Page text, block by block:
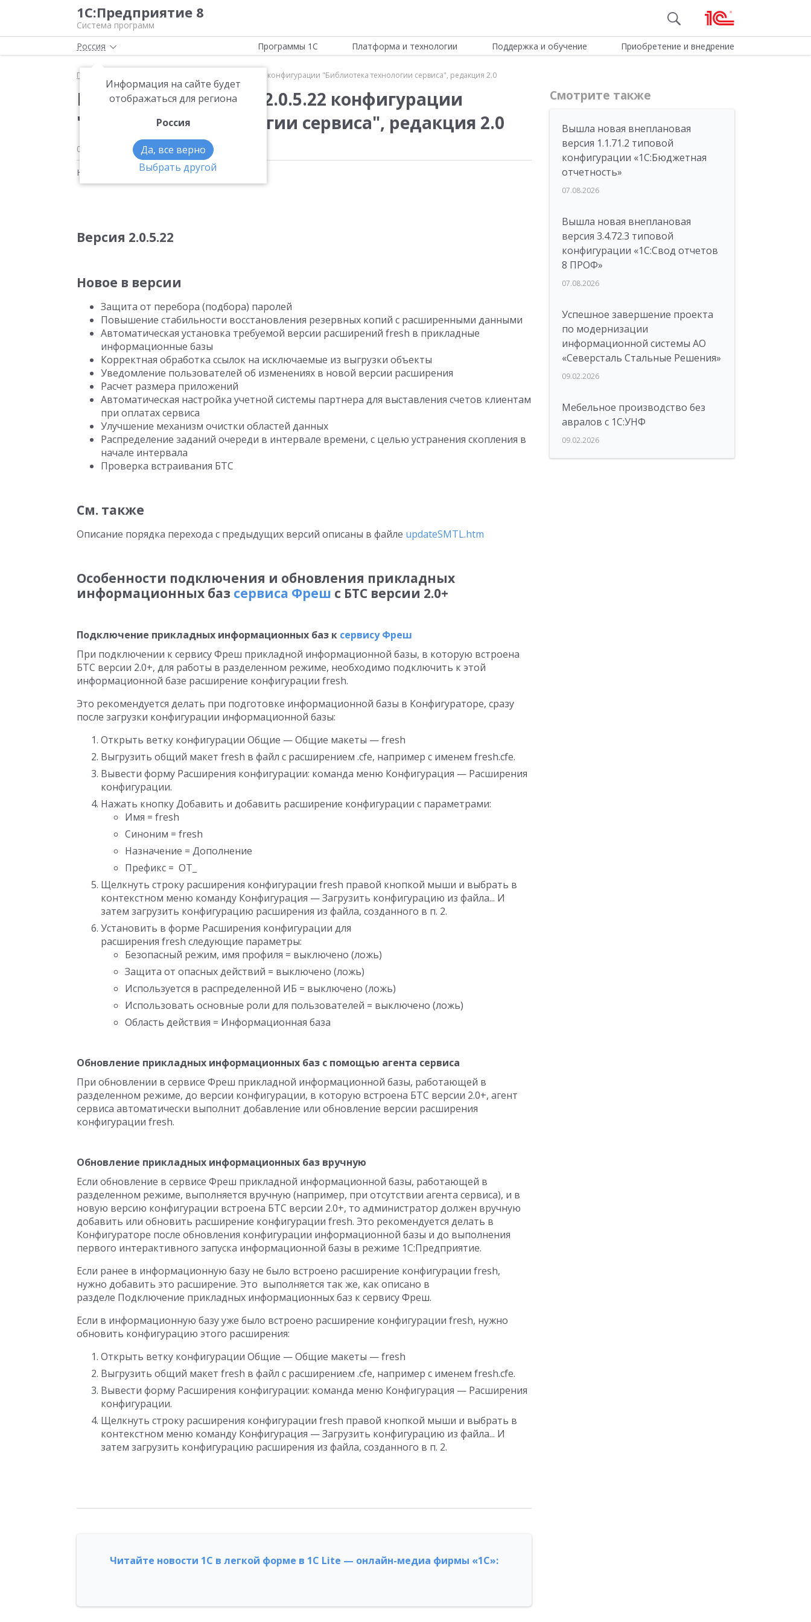
1С:Предприятие 8
Система программ
Россия
Информация на сайте будет
отображаться для региона
Россия
Да, все верно
Выбрать другой
Программы 1С Платформа и технологии Поддержка и обучение Приобретение и внедрение
Главная Вышла новая версия 2.0.5.22 конфигурации "Библиотека технологии сервиса", редакция 2.0
Вышла новая версия 2.0.5.22 конфигурации
"Библиотека технологии сервиса", редакция 2.0
07.03.2021
Новости на тему:Новости Платформы
Версия 2.0.5.22
Новое в версии
Защита от перебора (подбора) паролей
Повышение стабильности восстановления резервных копий с расширенными данными
Автоматическая установка требуемой версии расширений fresh в прикладные
информационные базы
Корректная обработка ссылок на исключаемые из выгрузки объекты
Уведомление пользователей об изменениях в новой версии расширения
Расчет размера приложений
Автоматическая настройка учетной системы партнера для выставления счетов клиентам
при оплатах сервиса
Улучшение механизм очистки областей данных
Распределение заданий очереди в интервале времени, с целью устранения скопления в
начале интервала
Проверка встраивания БТС
См. также
Описание порядка перехода с предыдущих версий описаны в файле updateSMTL.htm
Особенности подключения и обновления прикладных
информационных баз сервиса Фреш с БТС версии 2.0+
Подключение прикладных информационных баз к сервису Фреш
При подключении к сервису Фреш прикладной информационной базы, в которую встроена
БТС версии 2.0+, для работы в разделенном режиме, необходимо подключить к этой
информационной базе расширение конфигурации fresh.
Это рекомендуется делать при подготовке информационной базы в Конфигураторе, сразу
после загрузки конфигурации информационной базы:
Открыть ветку конфигурации Общие — Общие макеты — fresh
Выгрузить общий макет fresh в файл с расширением .cfe, например с именем fresh.cfe.
Вывести форму Расширения конфигурации: команда меню Конфигурация — Расширения
конфигурации.
Нажать кнопку Добавить и добавить расширение конфигурации с параметрами:
Имя = fresh
Синоним = fresh
Назначение = Дополнение
Префикс = OT_
Щелкнуть строку расширения конфигурации fresh правой кнопкой мыши и выбрать в
контекстном меню команду Конфигурация — Загрузить конфигурацию из файла... И
затем загрузить конфигурацию расширения из файла, созданного в п. 2.
Установить в форме Расширения конфигурации для
расширения fresh следующие параметры:
Безопасный режим, имя профиля = выключено (ложь)
Защита от опасных действий = выключено (ложь)
Используется в распределенной ИБ = выключено (ложь)
Использовать основные роли для пользователей = выключено (ложь)
Область действия = Информационная база
Обновление прикладных информационных баз с помощью агента сервиса
При обновлении в сервисе Фреш прикладной информационной базы, работающей в
разделенном режиме, до версии конфигурации, в которую встроена БТС версии 2.0+, агент
сервиса автоматически выполнит добавление или обновление версии расширения
конфигурации fresh.
Обновление прикладных информационных баз вручную
Если обновление в сервисе Фреш прикладной информационной базы, работающей в
разделенном режиме, выполняется вручную (например, при отсутствии агента сервиса), и в
новую версию конфигурации встроена БТС версии 2.0+, то администратор должен вручную
добавить или обновить расширение конфигурации fresh. Это рекомендуется делать в
Конфигураторе после обновления конфигурации информационной базы и до выполнения
первого интерактивного запуска информационной базы в режиме 1С:Предприятие.
Если ранее в информационную базу не было встроено расширение конфигурации fresh,
нужно добавить это расширение. Это выполняется так же, как описано в
разделе Подключение прикладных информационных баз к сервису Фреш.
Если в информационную базу уже было встроено расширение конфигурации fresh, нужно
обновить конфигурацию этого расширения:
Открыть ветку конфигурации Общие — Общие макеты — fresh
Выгрузить общий макет fresh в файл с расширением .cfe, например с именем fresh.cfe.
Вывести форму Расширения конфигурации: команда меню Конфигурация — Расширения
конфигурации.
Щелкнуть строку расширения конфигурации fresh правой кнопкой мыши и выбрать в
контекстном меню команду Конфигурация — Загрузить конфигурацию из файла... И
затем загрузить конфигурацию расширения из файла, созданного в п. 2.
Читайте новости 1С в легкой форме в 1С Lite — онлайн-медиа фирмы «1С»:
Смотрите также
Вышла новая внеплановая
версия 1.1.71.2 типовой
конфигурации «1C:Бюджетная
отчетность»
07.08.2026
Вышла новая внеплановая
версия 3.4.72.3 типовой
конфигурации «1C:Свод отчетов
8 ПРОФ»
07.08.2026
Успешное завершение проекта
по модернизации
информационной системы АО
«Северсталь Стальные Решения»
09.02.2026
Мебельное производство без
авралов с 1С:УНФ
09.02.2026